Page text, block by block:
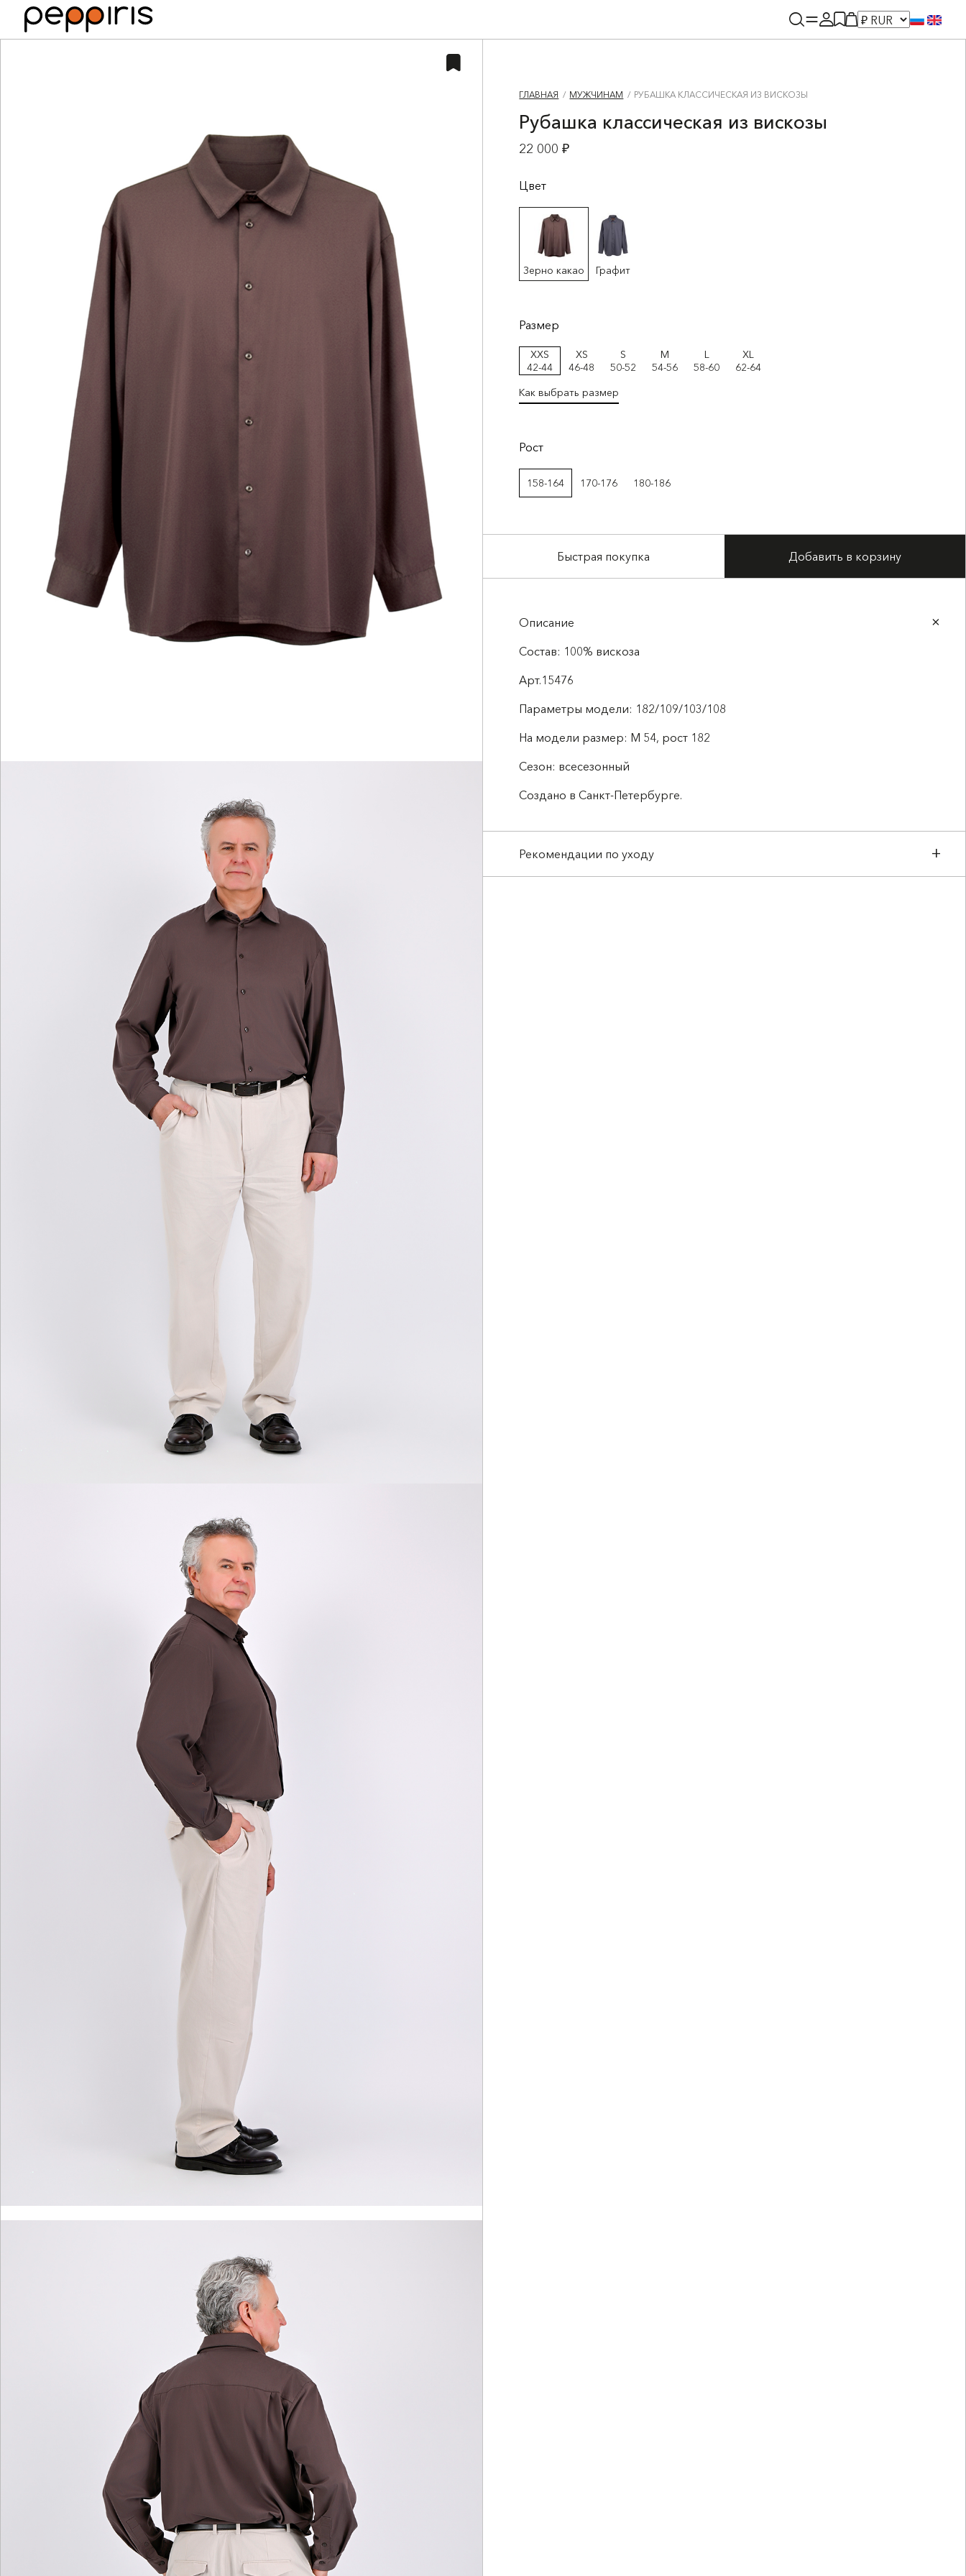
ГЛАВНАЯ МУЖЧИНАМ РУБАШКА КЛАССИЧЕСКАЯ ИЗ ВИСКОЗЫ
Рубашка классическая из вискозы
22 000 ₽
Цвет
Зерно какао Графит
Размер
XXS
42-44
XS
46-48
S
50-52
M
54-56
L
58-60
XL
62-64
Как выбрать размер
Рост
158-164 170-176 180-186
Быстрая покупка Добавить в корзину
Описание
Состав: 100% вискоза
Арт.15476
Параметры модели: 182/109/103/108
На модели размер: М 54, рост 182
Сезон: всесезонный
Создано в Санкт-Петербурге.
Рекомендации по уходу